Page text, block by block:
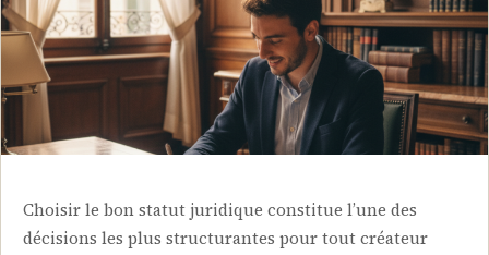
Choisir le bon statut juridique constitue l’une des
décisions les plus structurantes pour tout créateur